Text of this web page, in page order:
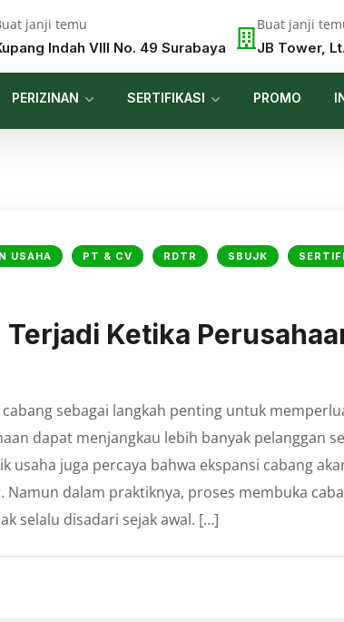
janji temu
Indah VIII No. 49 Surabaya
Buat janji
JB Tower,
PERIZINAN SERTIFIKASI PROMO
USAHA PT & CV RDTR SBUJK
Ketika
sebagai langkah penting untuk
dapat menjangkau lebih banyak pelanggan
usaha juga percaya bahwa ekspansi cabang
dalam praktiknya, proses membuka
selalu disadari sejak awal. […]